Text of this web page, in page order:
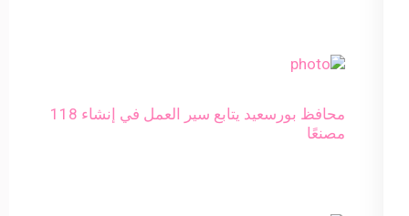
محافظ بورسعيد يتابع سير العمل في إنشاء 118
مصنعًا